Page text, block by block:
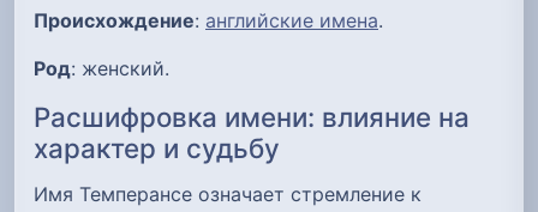
Происхождение: английские имена.
Род: женский.
Расшифровка имени: влияние на
характер и судьбу
Имя Темперансе означает стремление к